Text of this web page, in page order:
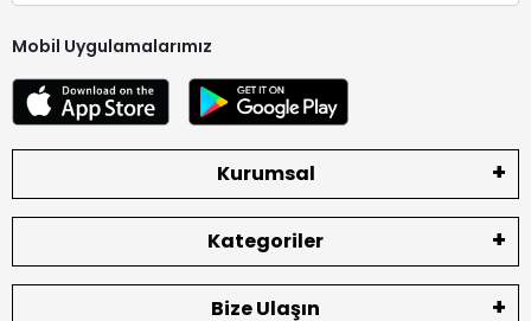
Mobil Uygulamalarımız
Kurumsal
Kategoriler
Bize Ulaşın